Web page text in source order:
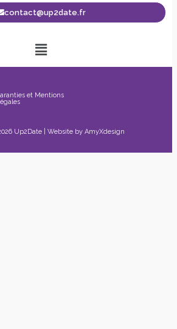
contact@up2date.fr
et Mentions
Up2Date | Website by AmyXdesign